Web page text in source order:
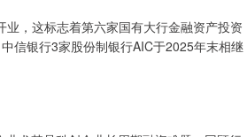
，这标志着第六家国有大行金融资产投资
信银行3家股份制银行AIC于2025年末相继